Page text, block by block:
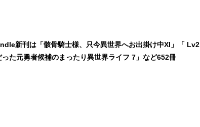
新刊は「骸骨騎士様、只今異世界へお出掛け中XI」「 Lv2
た元勇者候補のまったり異世界ライフ 7」など652冊